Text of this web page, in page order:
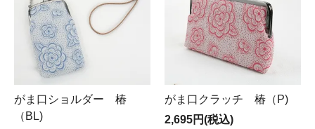
がま口ショルダー 椿
（BL)
がま口クラッチ 椿（P)
2,695円(税込)